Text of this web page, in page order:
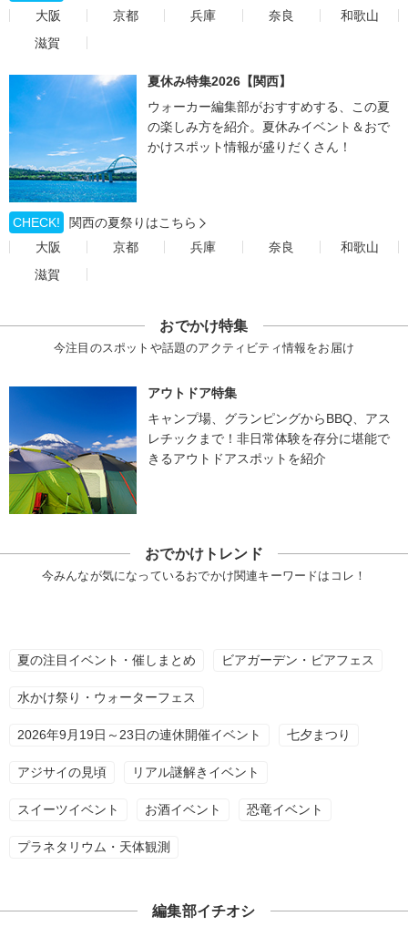
大阪
京都 兵庫 奈良
和歌山
滋賀
夏休み特集2026【関西】
ウォーカー編集部がおすすめする、この夏
の楽しみ方を紹介。夏休みイベント＆おで
かけスポット情報が盛りだくさん！
CHECK!
関西の夏祭りはこちら
大阪
京都 兵庫 奈良
和歌山
滋賀
おでかけ特集
今注目のスポットや話題のアクティビティ情報をお届け
アウトドア特集
キャンプ場、グランピングからBBQ、アス
レチックまで！非日常体験を存分に堪能で
きるアウトドアスポットを紹介
おでかけトレンド
今みんなが気になっているおでかけ関連キーワードはコレ！
夏の注目イベント・催しまとめ ビアガーデン・ビアフェス
水かけ祭り・ウォーターフェス
2026年9月19日～23日の連休開催イベント 七夕まつり
アジサイの見頃 リアル謎解きイベント
スイーツイベント お酒イベント 恐竜イベント
プラネタリウム・天体観測
編集部イチオシ